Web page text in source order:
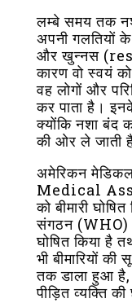
लम्बे समय तक
अपनी गलतियों
और खुन्नस
कारण वो स्वयं
वह लोगों और
कर पाता है।
क्योंकि नशा बंद
की ओर ले जाती
अमेरिकन
Medical
को बीमारी
संगठन (WHO)
घोषित किया है
भी बीमारियों
तक डाला हुआ है,
पीड़ित व्यक्ति